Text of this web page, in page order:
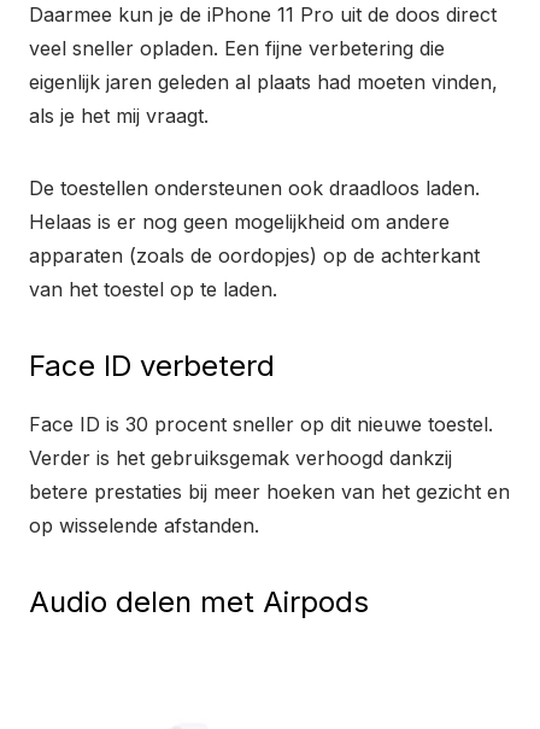
Daarmee kun je de iPhone 11 Pro uit de doos direct
veel sneller opladen. Een fijne verbetering die
eigenlijk jaren geleden al plaats had moeten vinden,
als je het mij vraagt.
De toestellen ondersteunen ook draadloos laden.
Helaas is er nog geen mogelijkheid om andere
apparaten (zoals de oordopjes) op de achterkant
van het toestel op te laden.
Face ID verbeterd
Face ID is 30 procent sneller op dit nieuwe toestel.
Verder is het gebruiksgemak verhoogd dankzij
betere prestaties bij meer hoeken van het gezicht en
op wisselende afstanden.
Audio delen met Airpods